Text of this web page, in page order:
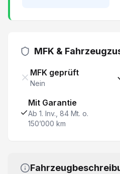
Wärmepumpe
Kopfairbag vorne und hinten
Rücksitze umklappbar 60/40
MFK &
MFK geprüft
Nein
Mit Garantie
Ab 1. Inv., 84 Mt. o.
150’000 km